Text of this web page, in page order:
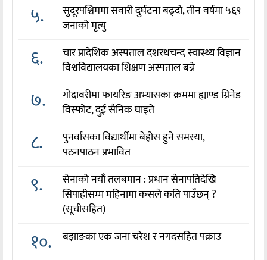
५.
सुदूरपश्चिममा सवारी दुर्घटना बढ्दो, तीन वर्षमा ५६९
जनाको मृत्यु
६.
चार प्रादेशिक अस्पताल दशरथचन्द स्वास्थ्य विज्ञान
विश्वविद्यालयका शिक्षण अस्पताल बन्ने
७.
गोदावरीमा फायरिङ अभ्यासका क्रममा ह्याण्ड ग्रिनेड
विस्फोट, दुई सैनिक घाइते
८.
पुनर्वासका विद्यार्थीमा बेहोस हुने समस्या,
पठनपाठन प्रभावित
९.
सेनाको नयाँ तलबमान : प्रधान सेनापतिदेखि
सिपाहीसम्म महिनामा कसले कति पाउँछन् ?
(सूचीसहित)
१०. बझाङका एक जना चरेश र नगदसहित पक्राउ